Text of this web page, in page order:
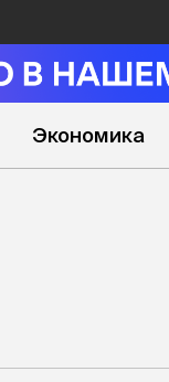
Экономика